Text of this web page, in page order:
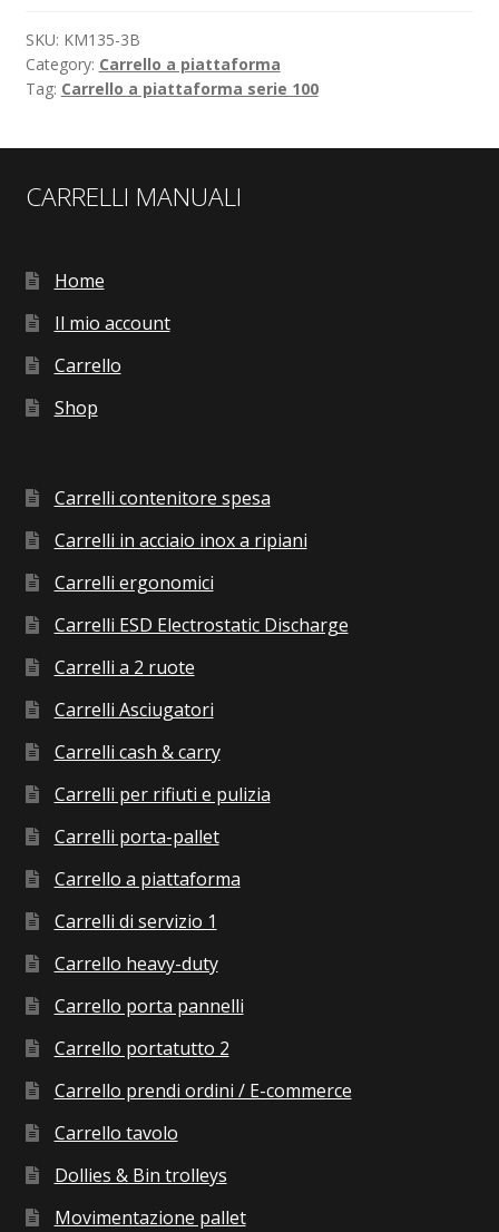
SKU: KM135-3B
Category: Carrello a piattaforma
Tag: Carrello a piattaforma serie 100
CARRELLI MANUALI
Home
Il mio account
Carrello
Shop
Carrelli contenitore spesa
Carrelli in acciaio inox a ripiani
Carrelli ergonomici
Carrelli ESD Electrostatic Discharge
Carrelli a 2 ruote
Carrelli Asciugatori
Carrelli cash & carry
Carrelli per rifiuti e pulizia
Carrelli porta-pallet
Carrello a piattaforma
Carrelli di servizio 1
Carrello heavy-duty
Carrello porta pannelli
Carrello portatutto 2
Carrello prendi ordini / E-commerce
Carrello tavolo
Dollies & Bin trolleys
Movimentazione pallet